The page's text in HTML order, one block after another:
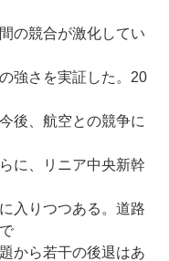
の競合が激化してい
強さを実証した。20
後、航空との競争に
に、リニア中央新幹
入りつつある。道路
から若干の後退はあ